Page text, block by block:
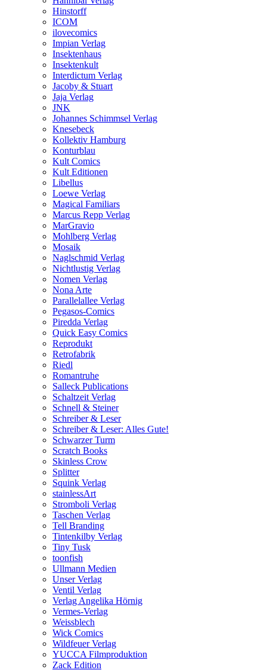
Hinstorff
ICOM
ilovecomics
Impian Verlag
Insektenhaus
Insektenkult
Interdictum Verlag
Jacoby & Stuart
Jaja Verlag
JNK
Johannes Schimmsel Verlag
Knesebeck
Kollektiv Hamburg
Konturblau
Kult Comics
Kult Editionen
Libellus
Loewe Verlag
Magical Familiars
Marcus Repp Verlag
MarGravio
Mohlberg Verlag
Mosaik
Naglschmid Verlag
Nichtlustig Verlag
Nomen Verlag
Nona Arte
Parallelallee Verlag
Pegasos-Comics
Piredda Verlag
Quick Easy Comics
Reprodukt
Retrofabrik
Riedl
Romantruhe
Salleck Publications
Schaltzeit Verlag
Schnell & Steiner
Schreiber & Leser
Schreiber & Leser: Alles Gute!
Schwarzer Turm
Scratch Books
Skinless Crow
Splitter
Squink Verlag
stainlessArt
Stromboli Verlag
Taschen Verlag
Tell Branding
Tintenkilby Verlag
Tiny Tusk
toonfish
Ullmann Medien
Unser Verlag
Ventil Verlag
Verlag Angelika Hörnig
Vermes-Verlag
Weissblech
Wick Comics
Wildfeuer Verlag
YUCCA Filmproduktion
Zack Edition